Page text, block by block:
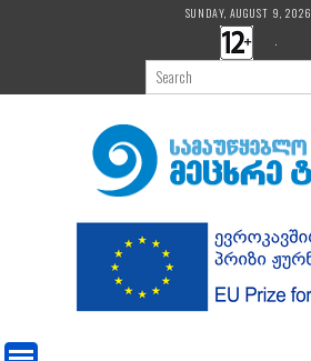
SUNDAY, AUGUST 9, 2026
.